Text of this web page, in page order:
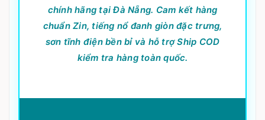
chính hãng tại Đà Nẵng. Cam kết hàng
chuẩn Zin, tiếng nổ đanh giòn đặc trưng,
sơn tĩnh điện bền bỉ và hỗ trợ Ship COD
kiểm tra hàng toàn quốc.